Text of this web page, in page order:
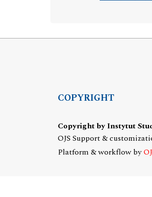
COPYRIGHT
Copyright by Instytut
OJS Support &
Platform & workflow by